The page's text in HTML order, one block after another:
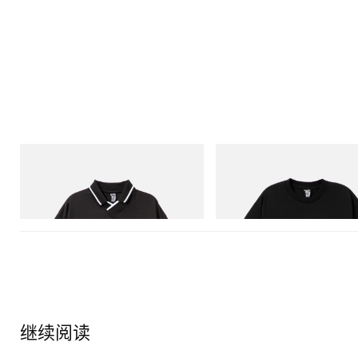
Billionaire Boys Club X Initial D Game
立刻购入
BILLIONAIRE BOYS CLUB X
COTTON T-SHIRT #1
立刻购入
继续阅读